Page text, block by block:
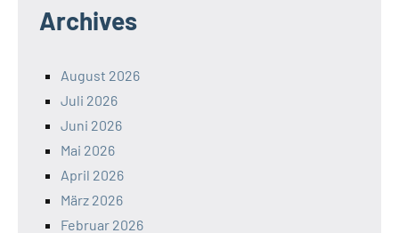
Archives
August 2026
Juli 2026
Juni 2026
Mai 2026
April 2026
März 2026
Februar 2026